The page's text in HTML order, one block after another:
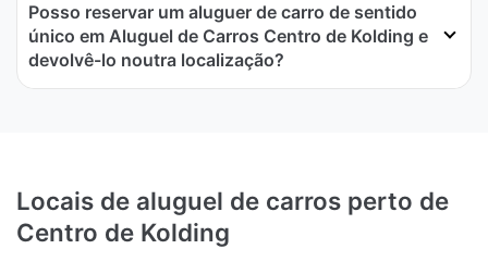
Posso reservar um aluguer de carro de sentido
único em Aluguel de Carros Centro de Kolding e
devolvê-lo noutra localização?
Locais de aluguel de carros perto de
Centro de Kolding